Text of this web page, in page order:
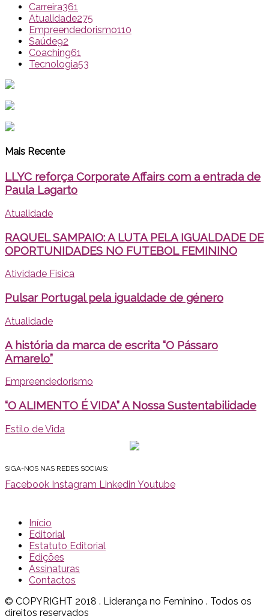
Carreira361
Atualidade275
Empreendedorismo110
Saúde92
Coaching61
Tecnologia53
Mais Recente
LLYC reforça Corporate Affairs com a entrada de
Paula Lagarto
Atualidade
RAQUEL SAMPAIO: A LUTA PELA IGUALDADE DE
OPORTUNIDADES NO FUTEBOL FEMININO
Atividade Fisica
Pulsar Portugal pela igualdade de género
Atualidade
A história da marca de escrita “O Pássaro
Amarelo”
Empreendedorismo
“O ALIMENTO É VIDA” A Nossa Sustentabilidade
Estilo de Vida
SIGA-NOS NAS REDES SOCIAIS:
Facebook Instagram Linkedin Youtube
Início
Editorial
Estatuto Editorial
Edições
Assinaturas
Contactos
© COPYRIGHT 2018 . Liderança no Feminino . Todos os
direitos reservados